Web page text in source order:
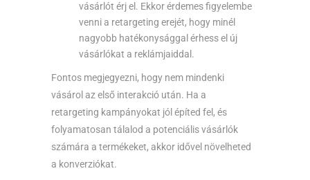
vásárlót érj el. Ekkor érdemes figyelembe
venni a retargeting erejét, hogy minél
nagyobb hatékonysággal érhess el új
vásárlókat a reklámjaiddal.
Fontos megjegyezni, hogy nem mindenki
vásárol az első interakció után. Ha a
retargeting kampányokat jól építed fel, és
folyamatosan tálalod a potenciális vásárlók
számára a termékeket, akkor idővel növelheted
a konverziókat.